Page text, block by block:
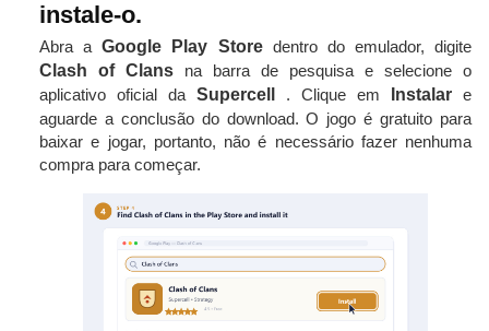
instale-o.
Abra aGoogle Play Storedentro do emulador, digite
Clash of Clans na barra de pesquisa e selecione o
aplicativo oficial da Supercell . Clique em Instalar e
aguarde a conclusão do download. O jogo é gratuito para
baixar e jogar, portanto, não é necessário fazer nenhuma
compra para começar.